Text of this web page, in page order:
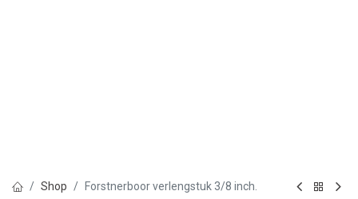
Shop Forstnerboor verlengstuk 3/8 inch.